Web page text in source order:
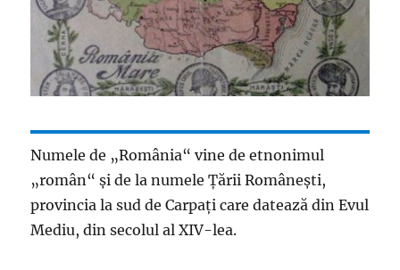
Numele de „România“ vine de etnonimul
„român“ şi de la numele Ţării Româneşti,
provincia la sud de Carpaţi care datează din Evul
Mediu, din secolul al XIV-lea.